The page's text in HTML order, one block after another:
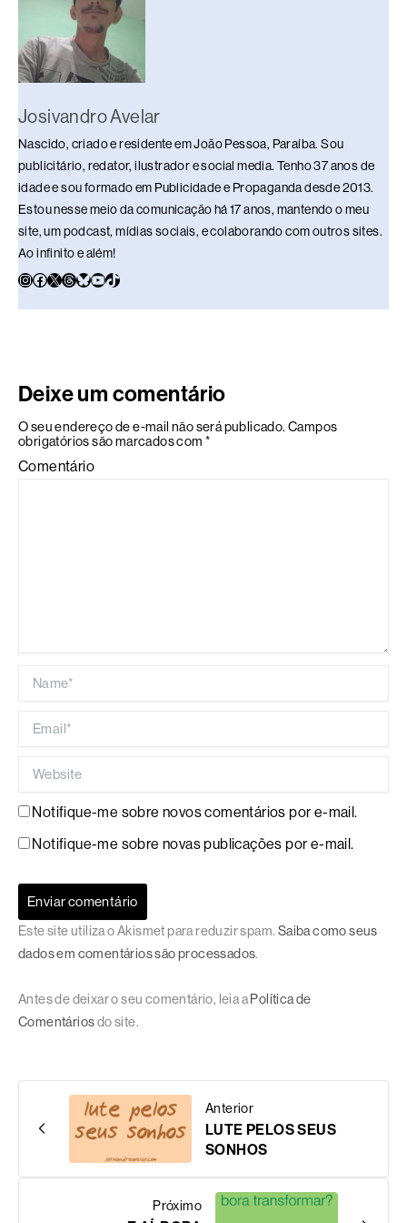
Josivandro Avelar
Nascido, criado e residente em João Pessoa, Paraíba. Sou
publicitário, redator, ilustrador e social media. Tenho 37 anos de
idade e sou formado em Publicidade e Propaganda desde 2013.
Estou nesse meio da comunicação há 17 anos, mantendo o meu
site, um podcast, mídias sociais, e colaborando com outros sites.
Ao infinito e além!
Deixe um comentário
O seu endereço de e-mail não será publicado. Campos
obrigatórios são marcados com *
Comentário
Notifique-me sobre novos comentários por e-mail.
Notifique-me sobre novas publicações por e-mail.
Este site utiliza o Akismet para reduzir spam. Saiba como seus
dados em comentários são processados.
Antes de deixar o seu comentário, leia aPolítica de
Comentáriosdo site.
Anterior
LUTE PELOS SEUS
SONHOS
Próximo